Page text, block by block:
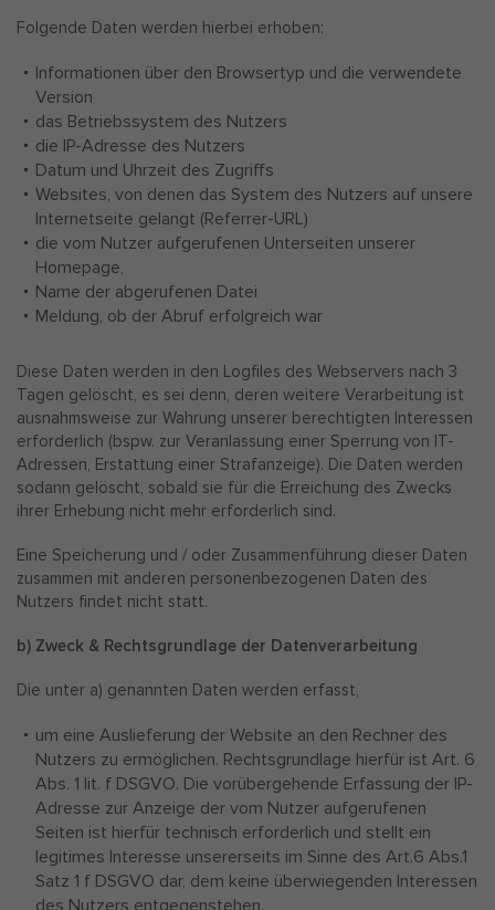
Folgende Daten werden hierbei erhoben:
Informationen über den Browsertyp und die verwendete
Version
das Betriebssystem des Nutzers
die IP-Adresse des Nutzers
Datum und Uhrzeit des Zugriffs
Websites, von denen das System des Nutzers auf unsere
Internetseite gelangt (Referrer-URL)
die vom Nutzer aufgerufenen Unterseiten unserer
Homepage,
Name der abgerufenen Datei
Meldung, ob der Abruf erfolgreich war
Diese Daten werden in den Logfiles des Webservers nach 3
Tagen gelöscht, es sei denn, deren weitere Verarbeitung ist
ausnahmsweise zur Wahrung unserer berechtigten Interessen
erforderlich (bspw. zur Veranlassung einer Sperrung von IT-
Adressen, Erstattung einer Strafanzeige). Die Daten werden
sodann gelöscht, sobald sie für die Erreichung des Zwecks
ihrer Erhebung nicht mehr erforderlich sind.
Eine Speicherung und / oder Zusammenführung dieser Daten
zusammen mit anderen personenbezogenen Daten des
Nutzers findet nicht statt.
b) Zweck & Rechtsgrundlage der Datenverarbeitung
Die unter a) genannten Daten werden erfasst,
um eine Auslieferung der Website an den Rechner des
Nutzers zu ermöglichen. Rechtsgrundlage hierfür ist Art. 6
Abs. 1 lit. f DSGVO. Die vorübergehende Erfassung der IP-
Adresse zur Anzeige der vom Nutzer aufgerufenen
Seiten ist hierfür technisch erforderlich und stellt ein
legitimes Interesse unsererseits im Sinne des Art.6 Abs.1
Satz 1 f DSGVO dar, dem keine überwiegenden Interessen
des Nutzers entgegenstehen.